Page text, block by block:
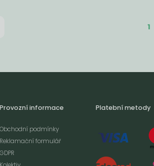
1
Provozní informace
Obchodní podmínky
Reklamační formulář
GDPR
Platební metody